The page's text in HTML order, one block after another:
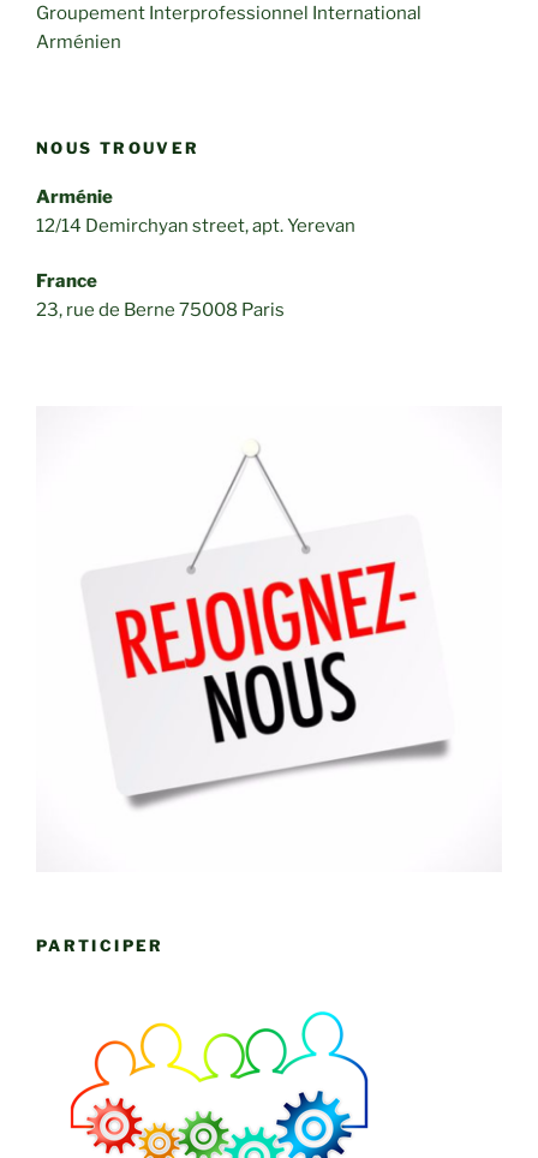
Groupement Interprofessionnel International
Arménien
NOUS TROUVER
Arménie
12/14 Demirchyan street, apt. Yerevan
France
23, rue de Berne 75008 Paris
PARTICIPER